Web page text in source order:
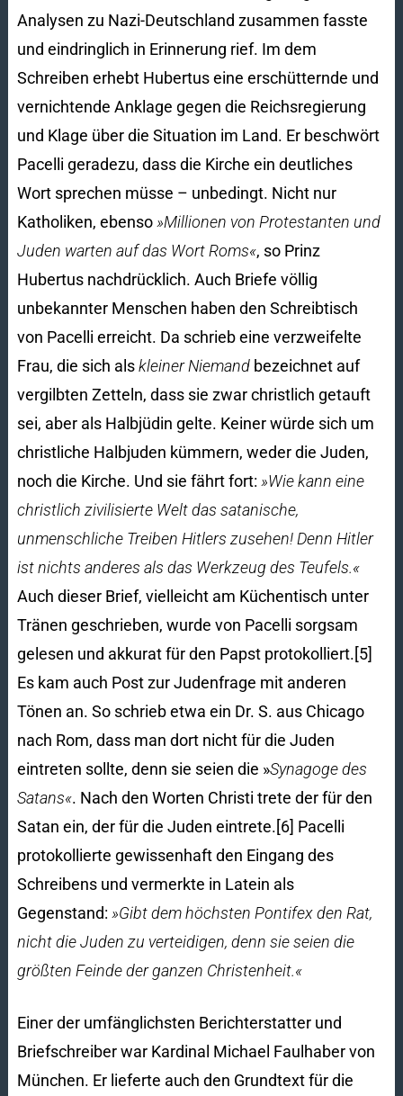
Analysen zu Nazi-Deutschland zusammen fasste
und eindringlich in Erinnerung rief. Im dem
Schreiben erhebt Hubertus eine erschütternde und
vernichtende Anklage gegen die Reichsregierung
und Klage über die Situation im Land. Er beschwört
Pacelli geradezu, dass die Kirche ein deutliches
Wort sprechen müsse – unbedingt. Nicht nur
Katholiken, ebenso»Millionen von Protestanten und
Juden warten auf das Wort Roms«, so Prinz
Hubertus nach­drücklich. Auch Briefe völlig
unbekannter Menschen haben den Schreibtisch
von Pacelli erreicht. Da schrieb eine verzweifelte
Frau, die sich alskleiner Niemandbezeichnet auf
vergilbten Zetteln, dass sie zwar christlich getauft
sei, aber als Halbjüdin gelte. Keiner würde sich um
christliche Halbjuden kümmern, weder die Juden,
noch die Kirche. Und sie fährt fort: »Wie kann eine
christlich zivilisierte Welt das satanische,
unmenschliche Treiben Hitlers zusehen! Denn Hitler
ist nichts anderes als das Werkzeug des Teufels.«
Auch dieser Brief, vielleicht am Küchentisch unter
Tränen geschrieben, wurde von Pacelli sorgsam
gelesen und akkurat für den Papst protokolliert.[5]
Es kam auch Post zur Judenfrage mit anderen
Tönen an. So schrieb etwa ein Dr. S. aus Chicago
nach Rom, dass man dort nicht für die Juden
eintreten sollte, denn sie seien die »Synagoge des
Satans«. Nach den Worten Christi trete der für den
Satan ein, der für die Juden eintrete.[6] Pacelli
protokollierte gewissenhaft den Eingang des
Schreibens und vermerkte in Latein als
Gegenstand: »Gibt dem höchsten Pontifex den Rat,
nicht die Juden zu verteidigen, denn sie seien die
größten Feinde der ganzen Christenheit.«
Einer der umfänglichsten Berichterstatter und
Briefschreiber war Kardinal Michael Faulhaber von
München. Er lieferte auch den Grundtext für die